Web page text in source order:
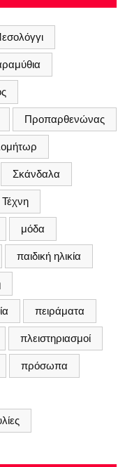
Προπαρθενώνας
Σκάνδαλα
Τέχνη
μόδα
παιδική ηλικία
πειράματα
πλειστηριασμοί
πρόσωπα